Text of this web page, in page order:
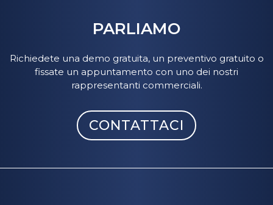
PARLIAMO
Richiedete una demo gratuita, un preventivo gratuito o
fissate un appuntamento con uno dei nostri
rappresentanti commerciali.
CONTATTACI